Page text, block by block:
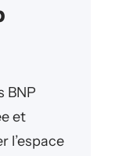
BNP
et
l’espace